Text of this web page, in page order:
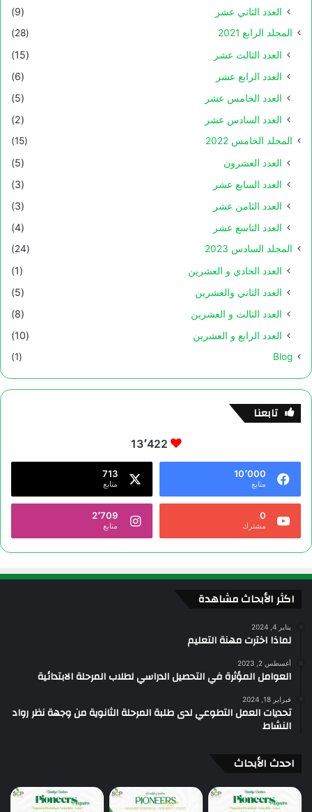
العدد الثاني عشر
(9)
المجلد الرابع 2021 (28)
العدد الثالث عشر
(15)
العدد الرابع عشر
(6)
العدد الخامس عشر
(5)
العدد السادس عشر
(2)
المجلد الخامس 2022 (15)
العدد العشرون
(5)
العدد السابع عشر
(3)
العدد الثامن عشر
(3)
العدد التاسع عشر
(4)
المجلد السادس 2023 (24)
العدد الحادي و العشرين
(1)
العدد الثاني والعشرين
(5)
العدد الثالث و العشرين
(8)
العدد الرابع و العشرين
(10)
Blog
(1)
تابعنا
13٬422
10٬000
متابع
713
متابع
0
مشترك
2٬709
متابع
اكثر الأبحاث مشاهدة
يناير 4, 2024
لماذا اخترت مهنة التعليم
أغسطس 2, 2023
العوامل المؤثرة في التحصيل الدراسي لطلاب المرحلة الابتدائية
فبراير 18, 2024
تحديات العمل التطوعي لدى طلبة المرحلة الثانوية من وجهة نظر رواد
النشاط
احدث الأبحاث